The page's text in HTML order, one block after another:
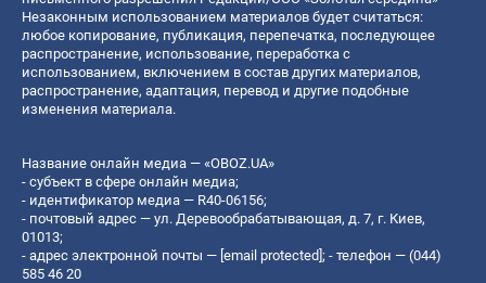
Незаконным использованием материалов будет считаться:
любое копирование, публикация, перепечатка, последующее
распространение, использование, переработка с
использованием, включением в состав других материалов,
распространение, адаптация, перевод и другие подобные
изменения материала.
Название онлайн медиа — «OBOZ.UA»
- субъект в сфере онлайн медиа;
- идентификатор медиа — R40-06156;
- почтовый адрес — ул. Деревообрабатывающая, д. 7, г. Киев,
01013;
- адрес электронной почты — [email protected]; - телефон — (044)
585 46 20